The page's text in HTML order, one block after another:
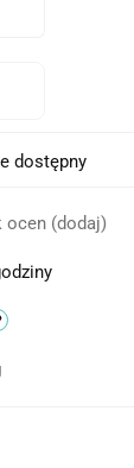
dostępny
ocen (dodaj)